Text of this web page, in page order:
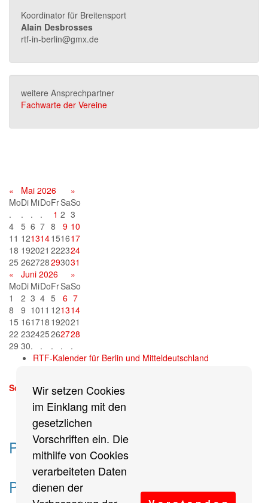
Wir setzen Cookies
im Einklang mit den
gesetzlichen
Vorschriften ein. Die
mithilfe von Cookies
verarbeiteten Daten
dienen der
Koordinator für Breitensport
Alain Desbrosses
rtf-in-berlin@gmx.de
weitere Ansprechpartner
Fachwarte der Vereine
« Mai 2026
»
MoDi MiDoFrSaSo
.
. . . 1 2 3
4 5 6 7 8 9 10
11 121314151617
18 192021 222324
25 262728293031
«
Juni 2026
»
MoDi MiDoFrSaSo
1
2 3 4 5 6 7
8
9 1011 121314
15 161718 192021
22 232425262728
29 30. . . .
.
RTF-Kalender für Berlin und Mitteldeutschland
Sonntag, 13. September 2026
Partner des Breitensports
Partner von BRV-Breitensport.de